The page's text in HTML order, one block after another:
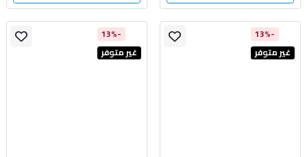
-13%
غير متوفر
-13%
غير متوفر